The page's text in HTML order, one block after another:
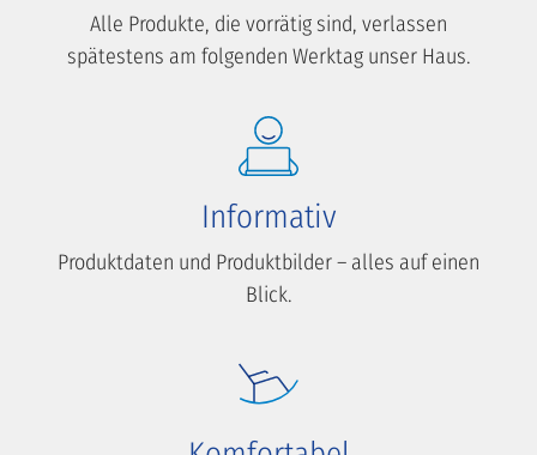
Alle Produkte, die vorrätig sind, verlassen
spätestens am folgenden Werktag unser Haus.
Informativ
Produktdaten und Produktbilder – alles auf einen
Blick.